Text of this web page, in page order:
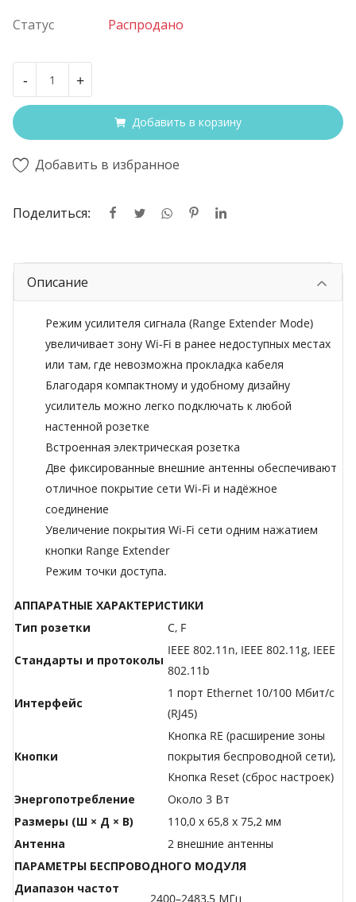
Статус Распродано
- +
Добавить в корзину
Добавить в избранное
Поделиться:
Описание
Режим усилителя сигнала (Range Extender Mode)
увеличивает зону Wi-Fi в ранее недоступных местах
или там, где невозможна прокладка кабеля
Благодаря компактному и удобному дизайну
усилитель можно легко подключать к любой
настенной розетке
Встроенная электрическая розетка
Две фиксированные внешние антенны обеспечивают
отличное покрытие сети Wi-Fi и надёжное
соединение
Увеличение покрытия Wi-Fi сети одним нажатием
кнопки Range Extender
Режим точки доступа.
АППАРАТНЫЕ ХАРАКТЕРИСТИКИ
Тип розетки
C, F
Стандарты и протоколы
IEEE 802.11n, IEEE 802.11g, IEEE
802.11b
Интерфейс
1 порт Ethernet 10/100 Мбит/с
(RJ45)
Кнопки
Кнопка RE (расширение зоны
покрытия беспроводной сети),
Кнопка Reset (сброс настроек)
Энергопотребление
Около 3 Вт
Размеры (Ш × Д × В)
110,0 x 65,8 x 75,2 мм
Антенна
2 внешние антенны
ПАРАМЕТРЫ БЕСПРОВОДНОГО МОДУЛЯ
Диапазон частот
2400–2483,5 МГц